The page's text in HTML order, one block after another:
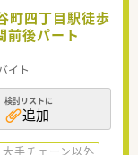
町四丁目駅徒歩
後パート
イト
検討リストに
追加
大手チェーン以外